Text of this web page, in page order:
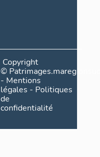
Copyright
©
- Mentions
légales - Politiques
de
confidentialité